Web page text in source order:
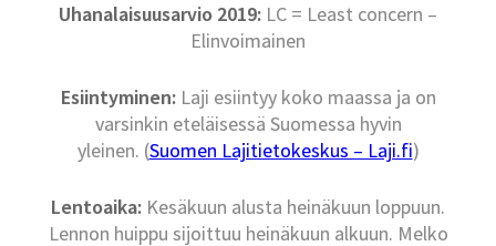
Uhanalaisuusarvio 2019: LC = Least concern –
Elinvoimainen
Esiintyminen:Laji esiintyy koko maassa ja on
varsinkin eteläisessä Suomessa hyvin
yleinen. (Suomen Lajitietokeskus – Laji.fi)
Lentoaika: Kesäkuun alusta heinäkuun loppuun.
Lennon huippu sijoittuu heinäkuun alkuun. Melko